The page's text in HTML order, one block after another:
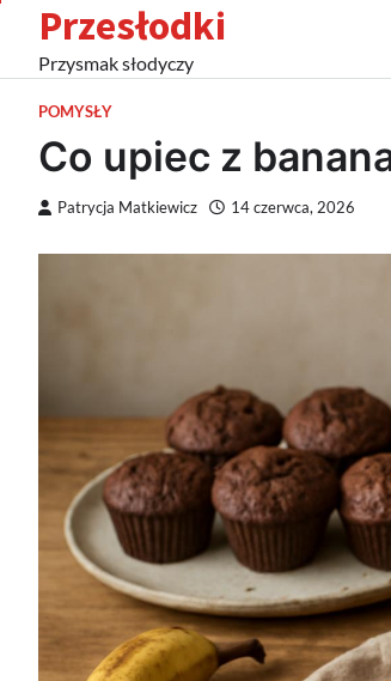
content
Przesłodki
Przysmak słodyczy
POMYSŁY
Co upiec z
Patrycja Matkiewicz 14 czerwca, 2026